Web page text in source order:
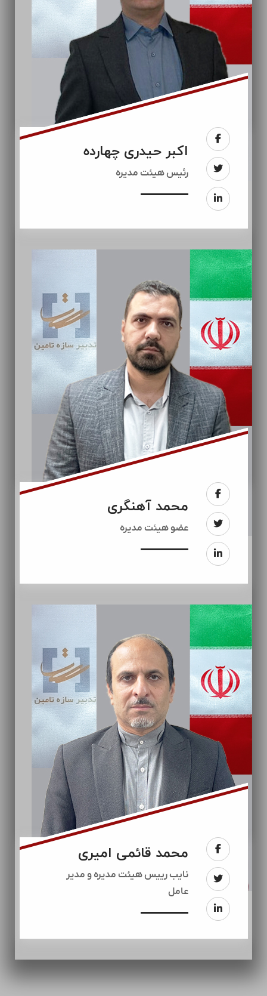
اکبر حیدری چهارده
رئيس هیئت مدیره
محمد آهنگری
عضو هیئت مدیره
محمد قائمی امیری
نایب رییس هیئت مدیره و مدیر
عامل